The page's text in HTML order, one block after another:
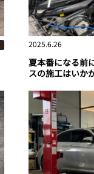
2025.6.26
夏本番になる前
スの施工はいか